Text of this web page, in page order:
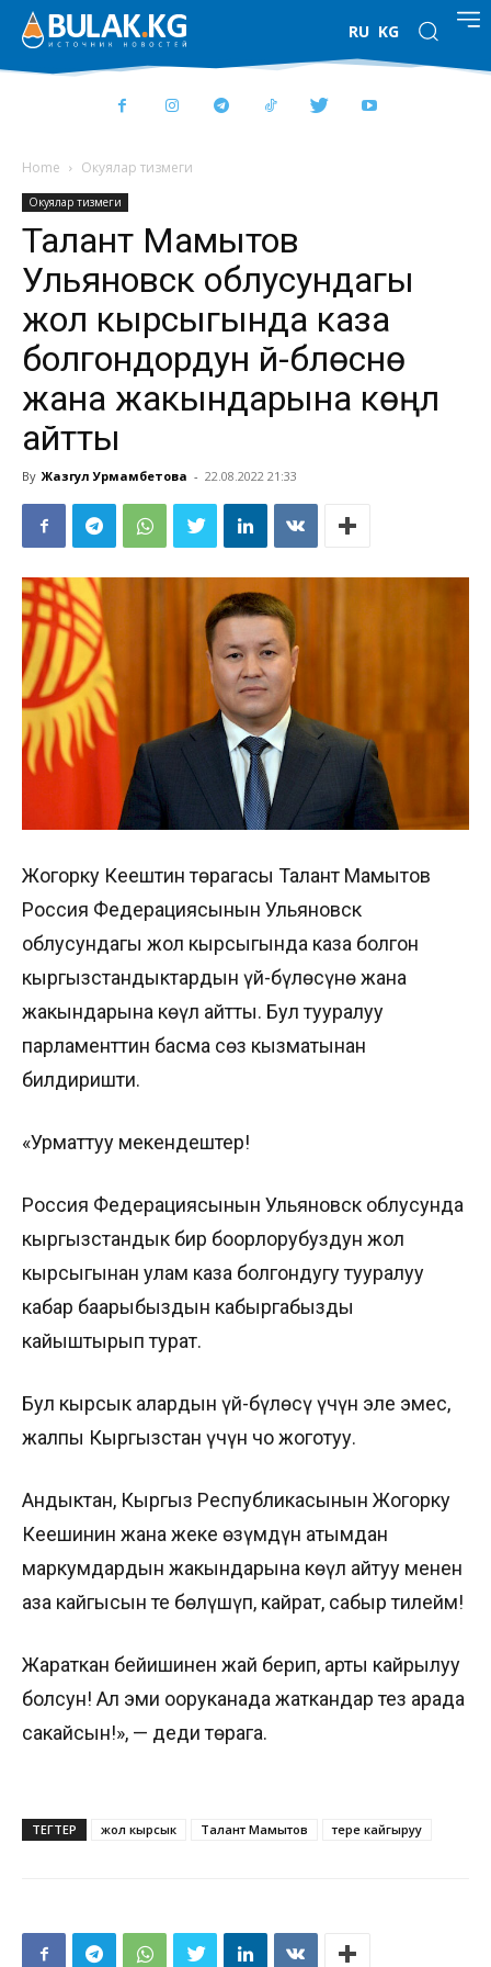
RU KG
Home Окуялар тизмеги
Окуялар тизмеги
Талант Мамытов
Ульяновск облусундагы
жол кырсыгында каза
болгондордун үй-бүлөсүнө
жана жакындарына көңүл
айтты
By Жазгул Урмамбетова - 22.08.2022 21:33
Жогорку Кеңештин төрагасы Талант Мамытов
Россия Федерациясынын Ульяновск
облусундагы жол кырсыгында каза болгон
кыргызстандыктардын үй-бүлөсүнө жана
жакындарына көңүл айтты. Бул тууралуу
парламенттин басма сөз кызматынан
билдиришти.
«Урматтуу мекендештер!
Россия Федерациясынын Ульяновск облусунда
кыргызстандык бир боорлорубуздун жол
кырсыгынан улам каза болгондугу тууралуу
кабар баарыбыздын кабыргабызды
кайыштырып турат.
Бул кырсык алардын үй-бүлөсү үчүн эле эмес,
жалпы Кыргызстан үчүн чоң жоготуу.
Андыктан, Кыргыз Республикасынын Жогорку
Кеңешинин жана жеке өзүмдүн атымдан
маркумдардын жакындарына көңүл айтуу менен
аза кайгысын тең бөлүшүп, кайрат, сабыр тилейм!
Жараткан бейишинен жай берип, арты кайрылуу
болсун! Ал эми ооруканада жаткандар тез арада
сакайсын!», — деди төрага.
ТЕГТЕР жол кырсык Талант Мамытов терең кайгыруу